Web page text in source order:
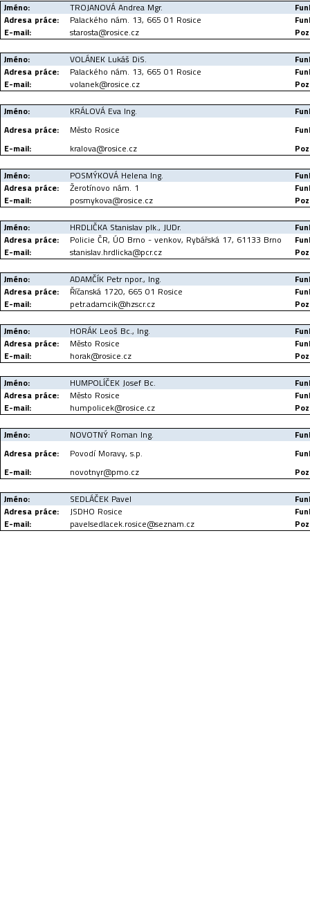
Jméno:
TROJANOVÁ Andrea Mgr.
Adresa práce:
Palackého nám. 13, 665 01 Rosice
E-mail:
starosta@rosice.cz
Jméno: VOLÁNEK Lukáš DiS.
Adresa práce:
Palackého nám. 13, 665 01 Rosice
E-mail:
volanek@rosice.cz
Jméno: KRÁLOVÁ Eva Ing.
Adresa práce:
Město Rosice
E-mail:
kralova@rosice.cz
Jméno: POSMÝKOVÁ Helena Ing.
Adresa práce:
Žerotínovo nám. 1
E-mail:
posmykova@rosice.cz
Jméno: HRDLIČKA Stanislav plk., JUDr.
Adresa práce:
Policie ČR, ÚO Brno - venkov, Rybářská 17, 61133 Brno
E-mail:
stanislav.hrdlicka@pcr.cz
Jméno: ADAMČÍK Petr npor., Ing.
Adresa práce:
Říčanská 1720, 665 01 Rosice
E-mail:
petr.adamcik@hzscr.cz
Jméno: HORÁK Leoš Bc., Ing.
Adresa práce:
Město Rosice
E-mail:
horak@rosice.cz
Jméno: HUMPOLÍČEK Josef Bc.
Adresa práce:
Město Rosice
E-mail:
humpolicek@rosice.cz
Jméno: NOVOTNÝ Roman Ing.
Adresa práce:
Povodí Moravy, s.p.
E-mail:
novotnyr@pmo.cz
Jméno: SEDLÁČEK Pavel
Adresa práce:
JSDHO Rosice
E-mail:
pavelsedlacek.rosice@seznam.cz